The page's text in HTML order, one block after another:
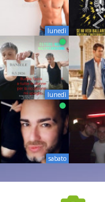
lunedì
lunedì
sabato